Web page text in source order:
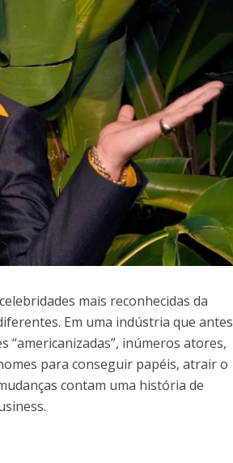
mais reconhecidas da
Em uma indústria que antes
“americanizadas”, inúmeros atores,
para conseguir papéis, atrair o
contam uma história de